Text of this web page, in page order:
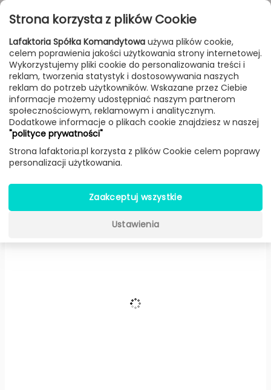
Przejdź do treści
FILTROWANIE & SORTOWANIE
Lampy Producenci Axolight Produkt
U-Light plafon / kinkiet
natynkowy (Szary, Ø 90 cm) -
Strona korzysta z plików Cookie
Lafaktoria Spółka Komandytowa używa plików cookie,
celem poprawienia jakości użytkowania strony internetowej.
Wykorzystujemy pliki cookie do personalizowania treści i
reklam, tworzenia statystyk i dostosowywania naszych
reklam do potrzeb użytkowników. Wskazane przez Ciebie
informacje możemy udostępniać naszym partnerom
społecznościowym, reklamowym i analitycznym.
Dodatkowe informacje o plikach cookie znajdziesz w naszej
"polityce prywatności"
Strona lafaktoria.pl korzysta z plików Cookie celem poprawy
personalizacji użytkowania.
Zaakceptuj wszystkie
Ustawienia